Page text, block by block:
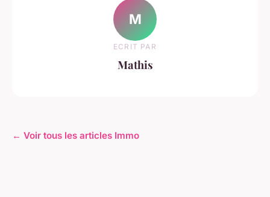
M
ECRIT PAR
Mathis
← Voir tous les articles Immo